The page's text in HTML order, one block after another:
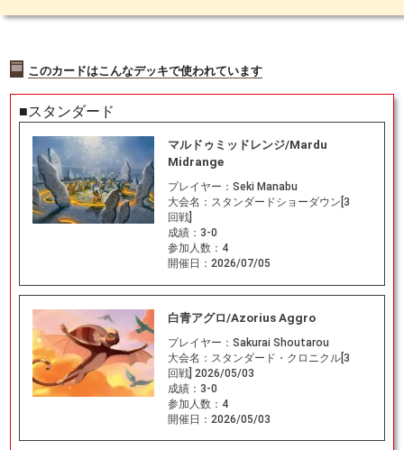
このカードはこんなデッキで使われています
■スタンダード
マルドゥミッドレンジ/Mardu
Midrange
プレイヤー： Seki Manabu
大会名： スタンダードショーダウン[3
回戦]
成績： 3-0
参加人数： 4
開催日： 2026/07/05
白青アグロ/Azorius Aggro
プレイヤー： Sakurai Shoutarou
大会名： スタンダード・クロニクル[3
回戦] 2026/05/03
成績： 3-0
参加人数： 4
開催日： 2026/05/03